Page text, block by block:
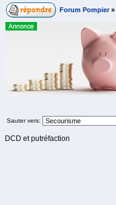
Forum Pompier »
Sauter vers:
DCD et putréfaction